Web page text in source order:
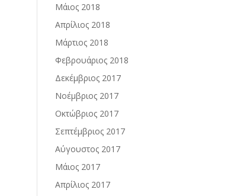
Μάιος 2018
Απρίλιος 2018
Μάρτιος 2018
Φεβρουάριος 2018
Δεκέμβριος 2017
Νοέμβριος 2017
Οκτώβριος 2017
Σεπτέμβριος 2017
Αύγουστος 2017
Μάιος 2017
Απρίλιος 2017